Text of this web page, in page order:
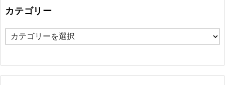
カテゴリー
カ
ゴ